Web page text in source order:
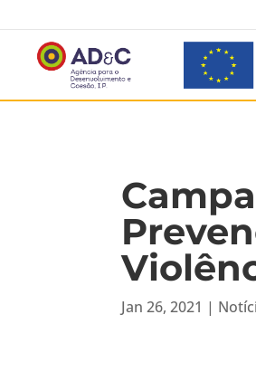
Jan 26, 2021 |